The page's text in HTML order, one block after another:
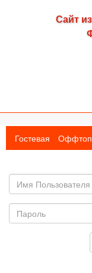
Сайт
Гостевая Оффтоп